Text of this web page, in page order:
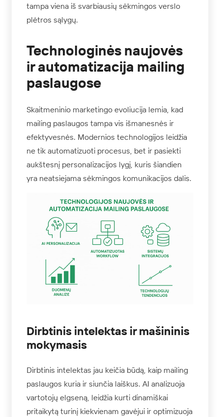
tampa viena iš svarbiausių sėkmingos verslo
plėtros sąlygų.
Technologinės naujovės
ir automatizacija mailing
paslaugose
Skaitmeninio marketingo evoliucija lemia, kad
mailing paslaugos tampa vis išmanesnės ir
efektyvesnės. Modernios technologijos leidžia
ne tik automatizuoti procesus, bet ir pasiekti
aukštesnį personalizacijos lygį, kuris šiandien
yra neatsiejama sėkmingos komunikacijos dalis.
Dirbtinis intelektas ir mašininis
mokymasis
Dirbtinis intelektas jau keičia būdą, kaip mailing
paslaugos kuria ir siunčia laiškus. AI analizuoja
vartotojų elgseną, leidžia kurti dinamiškai
pritaikytą turinį kiekvienam gavėjui ir optimizuoja